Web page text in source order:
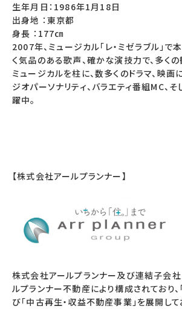
生年月日：1986年1月18日
出身地 ：東京都
身長 ：177㎝
2007年、ミュージカル「レ・ミゼラブル」で
く気品のある歌声、確かな演技力で、多くの
ミュージカルを柱に、数多くのドラマ、映画
ジオパーソナリティ、バラエティ番組MC、
躍中。
【株式会社アールプランナー】
株式会社アールプランナー及び連結子会
ルプランナー不動産により構成されており
び「中古再生・収益不動産事業」を展開して